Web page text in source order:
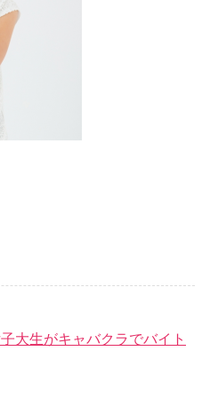
大生がキャバクラでバイト